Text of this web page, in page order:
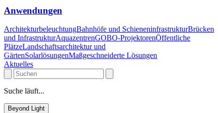
Anwendungen
ArchitekturbeleuchtungBahnhöfe und SchieneninfrastrukturBrücken
und InfrastrukturAquazentrenGOBO-ProjektorenÖffentliche
PlätzeLandschaftsarchitektur und
GärtenSolarlösungenMaßgeschneiderte Lösungen
Aktuelles
Suche läuft...
Beyond Light